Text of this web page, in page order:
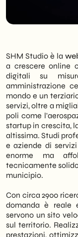
SHM Studio è la
a crescere online
digitali su
amministrazione
mondo e un
servizi, oltre a
poli come
startup in crescita,
altissima. Studi
e aziende di
enorme ma
tecnicamente
municipio.
Con circa 2900
domanda è reale
servono un sito
sul territorio.
prestazioni,